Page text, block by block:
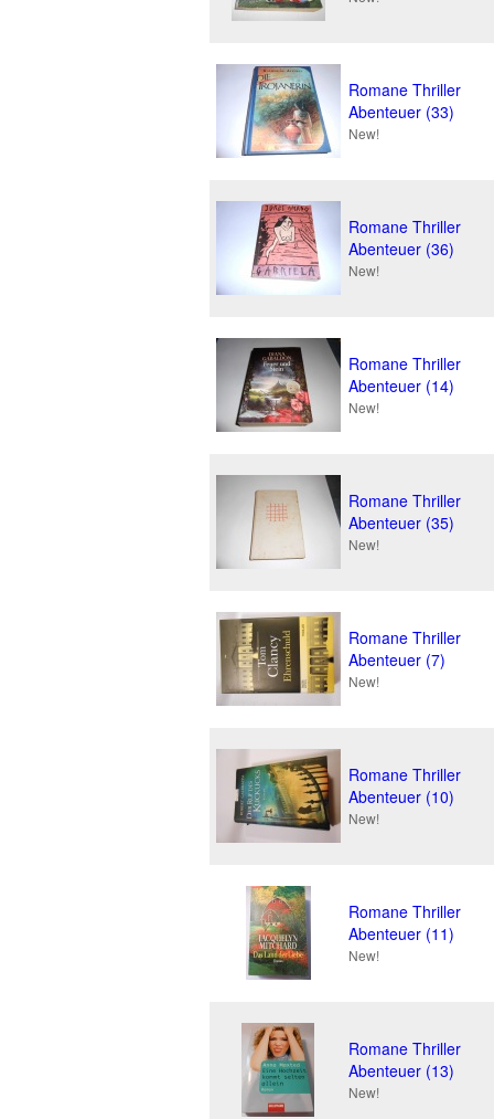
Romane Thriller
Abenteuer (33)
New!
Romane Thriller
Abenteuer (36)
New!
Romane Thriller
Abenteuer (14)
New!
Romane Thriller
Abenteuer (35)
New!
Romane Thriller
Abenteuer (7)
New!
Romane Thriller
Abenteuer (10)
New!
Romane Thriller
Abenteuer (11)
New!
Romane Thriller
Abenteuer (13)
New!